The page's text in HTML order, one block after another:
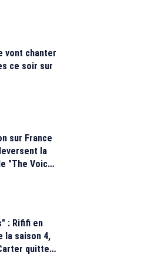
vont chanter
ce soir sur
sur France
la
"The Voice"
: Rififi en
la saison 4,
quitte
la